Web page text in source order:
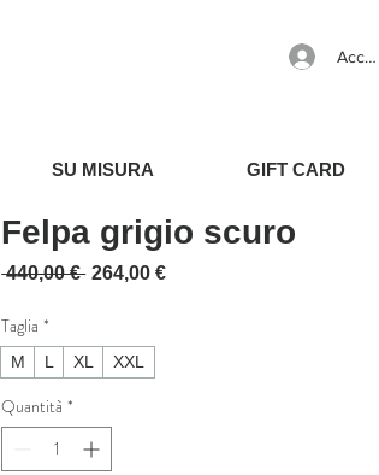
Accedi
SU MISURA GIFT CARD
Felpa grigio scuro
440,00 € Prezzo regolare
264,00 €Prezzo scontato
Taglia *
M L XL XXL
Quantità *